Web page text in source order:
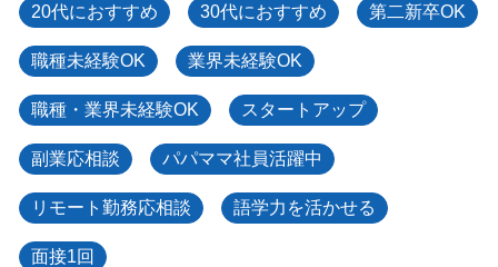
20代におすすめ 30代におすすめ 第二新卒OK
職種未経験OK 業界未経験OK
職種・業界未経験OK スタートアップ
副業応相談 パパママ社員活躍中
リモート勤務応相談 語学力を活かせる
面接1回